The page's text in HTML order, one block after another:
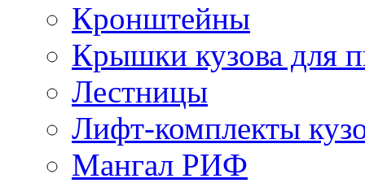
Кронштейны
Крышки кузова для
Лестницы
Лифт-комплекты
Мангал РИФ